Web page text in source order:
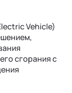
Vehicle)
сгорания с